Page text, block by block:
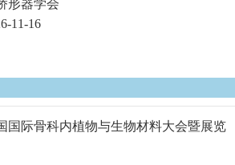
形器学会
11-16
国际骨科内植物与生物材料大会暨展览